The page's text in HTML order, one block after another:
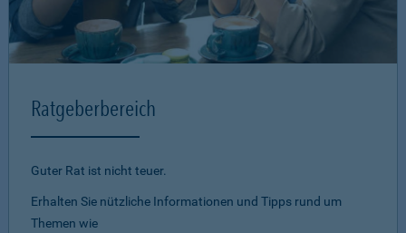
Ratgeberbereich
Guter Rat ist nicht teuer.
Erhalten Sie nützliche Informationen und Tipps rund um
Themen wie